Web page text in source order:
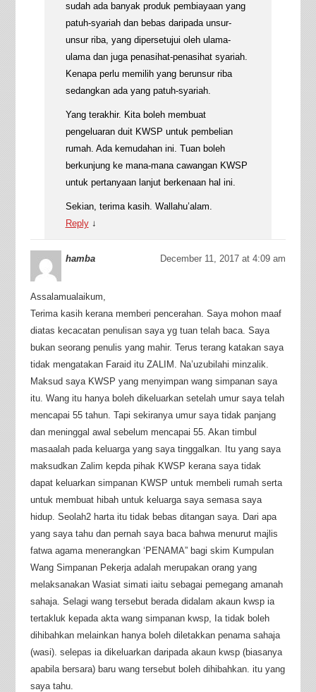
sudah ada banyak produk pembiayaan yang
patuh-syariah dan bebas daripada unsur-
unsur riba, yang dipersetujui oleh ulama-
ulama dan juga penasihat-penasihat syariah.
Kenapa perlu memilih yang berunsur riba
sedangkan ada yang patuh-syariah.
Yang terakhir. Kita boleh membuat
pengeluaran duit KWSP untuk pembelian
rumah. Ada kemudahan ini. Tuan boleh
berkunjung ke mana-mana cawangan KWSP
untuk pertanyaan lanjut berkenaan hal ini.
Sekian, terima kasih. Wallahu’alam.
Reply ↓
hamba December 11, 2017 at 4:09 am
Assalamualaikum,
Terima kasih kerana memberi pencerahan. Saya mohon maaf
diatas kecacatan penulisan saya yg tuan telah baca. Saya
bukan seorang penulis yang mahir. Terus terang katakan saya
tidak mengatakan Faraid itu ZALIM. Na’uzubilahi minzalik.
Maksud saya KWSP yang menyimpan wang simpanan saya
itu. Wang itu hanya boleh dikeluarkan setelah umur saya telah
mencapai 55 tahun. Tapi sekiranya umur saya tidak panjang
dan meninggal awal sebelum mencapai 55. Akan timbul
masaalah pada keluarga yang saya tinggalkan. Itu yang saya
maksudkan Zalim kepda pihak KWSP kerana saya tidak
dapat keluarkan simpanan KWSP untuk membeli rumah serta
untuk membuat hibah untuk keluarga saya semasa saya
hidup. Seolah2 harta itu tidak bebas ditangan saya. Dari apa
yang saya tahu dan pernah saya baca bahwa menurut majlis
fatwa agama menerangkan ‘PENAMA” bagi skim Kumpulan
Wang Simpanan Pekerja adalah merupakan orang yang
melaksanakan Wasiat simati iaitu sebagai pemegang amanah
sahaja. Selagi wang tersebut berada didalam akaun kwsp ia
tertakluk kepada akta wang simpanan kwsp, Ia tidak boleh
dihibahkan melainkan hanya boleh diletakkan penama sahaja
(wasi). selepas ia dikeluarkan daripada akaun kwsp (biasanya
apabila bersara) baru wang tersebut boleh dihibahkan. itu yang
saya tahu.